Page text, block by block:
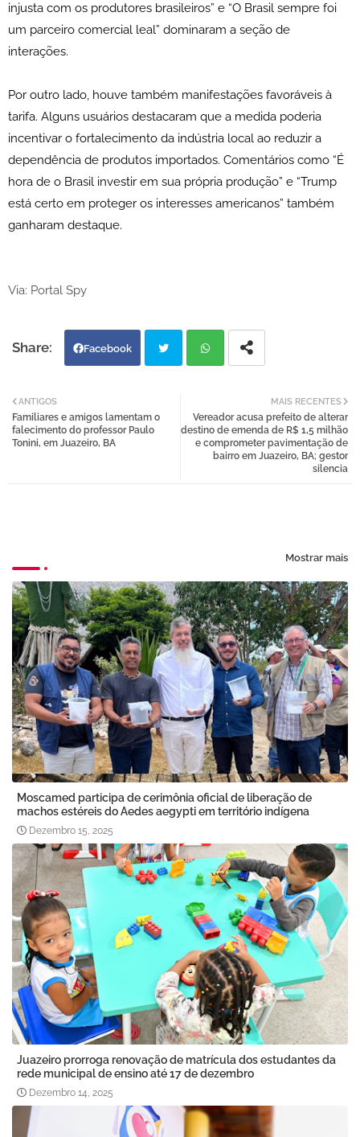
injusta com os produtores brasileiros” e “O Brasil sempre foi
um parceiro comercial leal” dominaram a seção de
interações.
Por outro lado, houve também manifestações favoráveis à
tarifa. Alguns usuários destacaram que a medida poderia
incentivar o fortalecimento da indústria local ao reduzir a
dependência de produtos importados. Comentários como “É
hora de o Brasil investir em sua própria produção” e “Trump
está certo em proteger os interesses americanos” também
ganharam destaque.
Via: Portal Spy
Facebook
tter atsa
MAIS RECENTES
Vereador acusa prefeito de alterar
destino de emenda de R$ 1,5 milhão
e comprometer pavimentação de
bairro em Juazeiro, BA; gestor
silencia
ANTIGOS
Familiares e amigos lamentam o
falecimento do professor Paulo
Tonini, em Juazeiro, BA
Mostrar mais
Moscamed participa de cerimônia oficial de liberação de
machos estéreis do Aedes aegypti em território indígena
Dezembro 15, 2025
Juazeiro prorroga renovação de matrícula dos estudantes da
rede municipal de ensino até 17 de dezembro
Dezembro 14, 2025